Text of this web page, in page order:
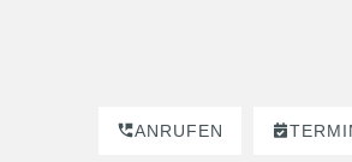
ANRUFEN